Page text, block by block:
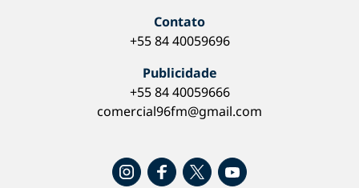
Contato
+55 84 40059696
Publicidade
+55 84 40059666
comercial96fm@gmail.com